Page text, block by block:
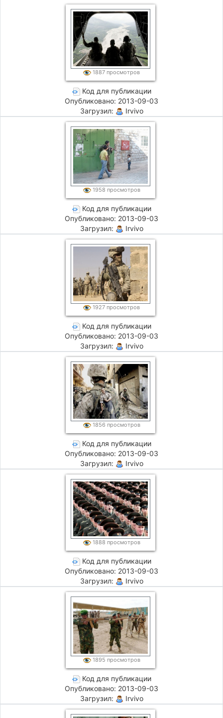
1887 просмотров
Код для публикации
Опубликовано: 2013-09-03
Загрузил:
Irvivo
1958 просмотров
Код для публикации
Опубликовано: 2013-09-03
Загрузил:
Irvivo
1927 просмотров
Код для публикации
Опубликовано: 2013-09-03
Загрузил:
Irvivo
1856 просмотров
Код для публикации
Опубликовано: 2013-09-03
Загрузил:
Irvivo
1888 просмотров
Код для публикации
Опубликовано: 2013-09-03
Загрузил:
Irvivo
1895 просмотров
Код для публикации
Опубликовано: 2013-09-03
Загрузил:
Irvivo